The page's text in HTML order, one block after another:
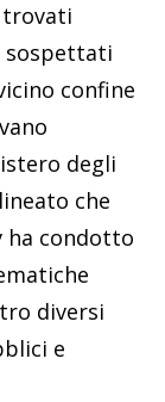
trovati
sospettati
confine
degli
che
ha condotto
diversi
e